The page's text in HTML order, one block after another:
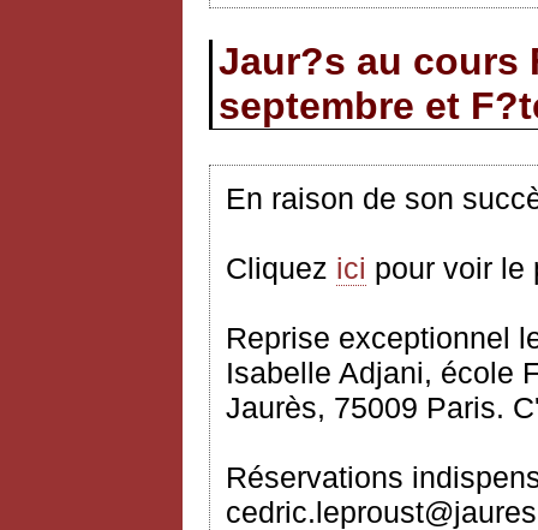
Jaur?s au cours
septembre et
En raison de son
Cliquez ici pour voir le
Reprise exceptionnel
Isabelle Adjani, école
Jaurès, 75009 Paris.
Réservations